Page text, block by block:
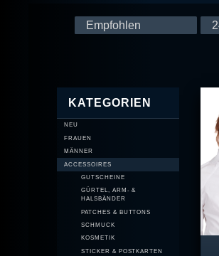
KATEGORIEN
NEU
FRAUEN
MÄNNER
ACCESSOIRES
GUTSCHEINE
GÜRTEL, ARM- &
HALSBÄNDER
PATCHES & BUTTONS
SCHMUCK
KOSMETIK
STICKER & POSTKARTEN